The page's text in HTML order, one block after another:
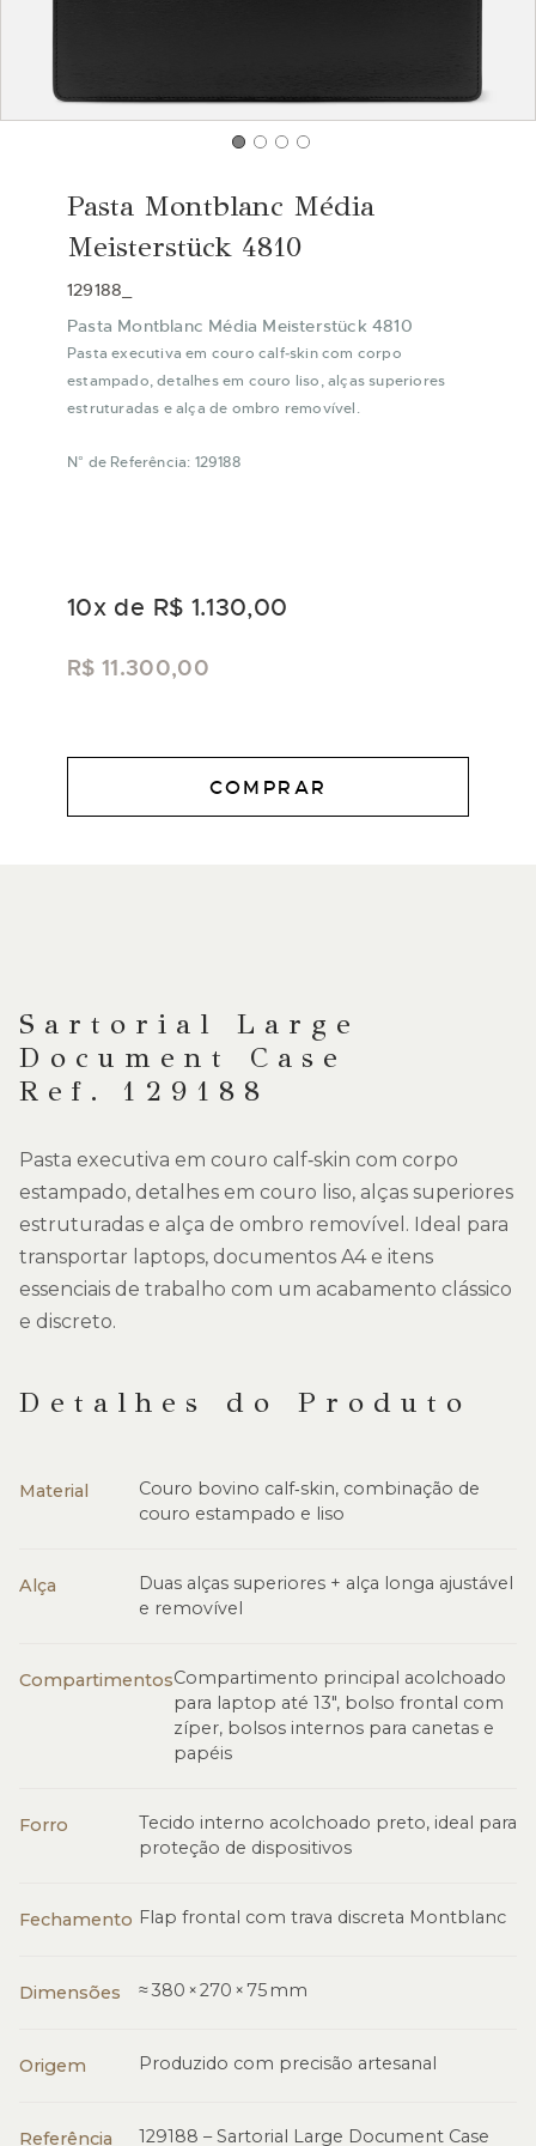
R$ 11.300,00
10x de R$ 1.130,00
Pasta Montblanc Média
Meisterstück 4810
129188_
Pasta Montblanc Média Meisterstück 4810
Pasta executiva em couro calf‑skin com corpo
estampado, detalhes em couro liso, alças superiores
estruturadas e alça de ombro removível.
N° de Referência: 129188
COMPRAR
Sartorial Large
Document Case
Ref. 129188
Pasta executiva em couro calf‑skin com corpo
estampado, detalhes em couro liso, alças superiores
estruturadas e alça de ombro removível. Ideal para
transportar laptops, documentos A4 e itens
essenciais de trabalho com um acabamento clássico
e discreto.
Detalhes do Produto
Material
Couro bovino calf‑skin, combinação de
couro estampado e liso
Alça
Duas alças superiores + alça longa ajustável
e removível
CompartimentosCompartimento principal acolchoado
para laptop até 13″, bolso frontal com
zíper, bolsos internos para canetas e
papéis
Forro
Tecido interno acolchoado preto, ideal para
proteção de dispositivos
Fechamento Flap frontal com trava discreta Montblanc
Dimensões ≈ 380 × 270 × 75 mm
Origem Produzido com precisão artesanal
Referência 129188 – Sartorial Large Document Case